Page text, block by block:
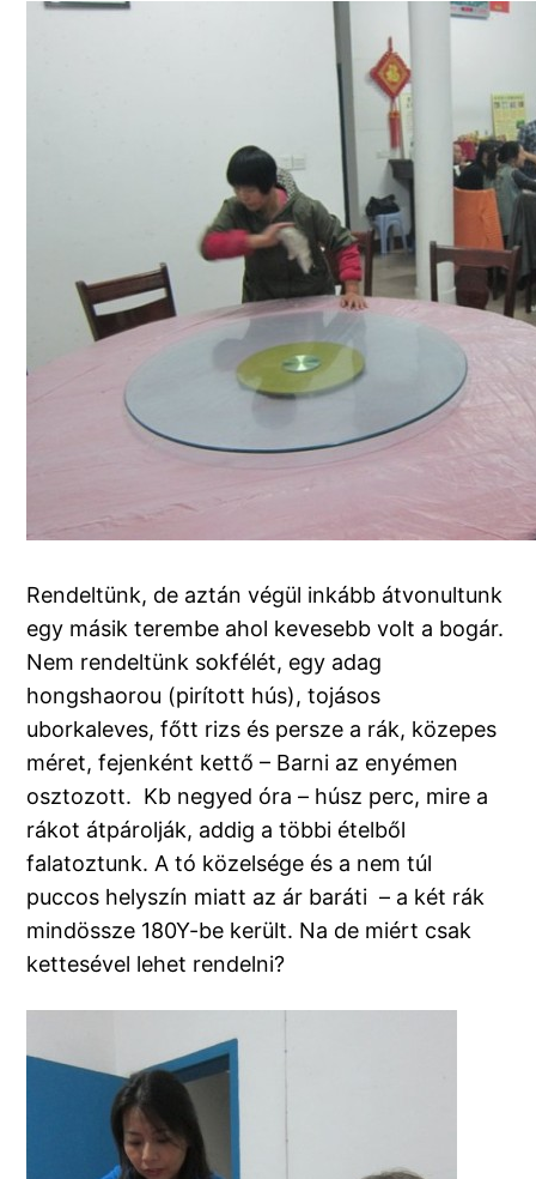
Rendeltünk, de aztán végül inkább átvonultunk
egy másik terembe ahol kevesebb volt a bogár.
Nem rendeltünk sokfélét, egy adag
hongshaorou (pirított hús), tojásos
uborkaleves, főtt rizs és persze a rák, közepes
méret, fejenként kettő – Barni az enyémen
osztozott. Kb negyed óra – húsz perc, mire a
rákot átpárolják, addig a többi ételből
falatoztunk. A tó közelsége és a nem túl
puccos helyszín miatt az ár baráti – a két rák
mindössze 180Y-be került. Na de miért csak
kettesével lehet rendelni?